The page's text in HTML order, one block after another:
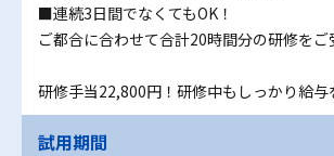
■連続3日間でなくてもOK！
ご都合に合わせて合計20時間分の研修をご
研修手当22,800円！研修中もしっかり給与
試用期間